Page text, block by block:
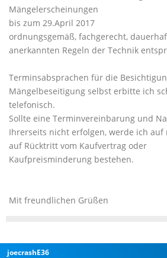
Mängelerscheinungen
bis zum 29.April 2017
ordnungsgemäß, fachgerecht,
anerkannten Regeln der Technik
Terminsabsprachen für die
Mängelbeseitigung selbst erbitte ich
telefonisch.
Sollte eine Terminvereinbarung und
Ihrerseits nicht erfolgen, werde ich auf
auf Rücktritt vom Kaufvertrag oder
Kaufpreisminderung bestehen.
Mit freundlichen Grüßen
joecrashE36